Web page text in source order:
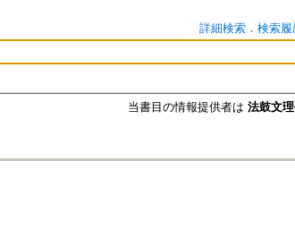
詳細検索． 検索履
当書目の情報提供者は 法鼓文